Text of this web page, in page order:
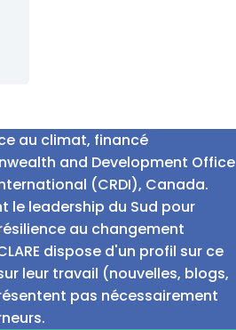
au climat, financé
and Development Office
(CRDI), Canada.
le leadership du Sud pour
au changement
dispose d'un profil sur ce
leur travail (nouvelles, blogs,
pas nécessairement